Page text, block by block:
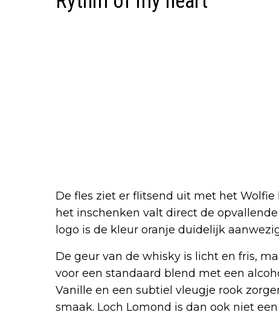
De fles ziet er flitsend uit met het
het inschenken valt direct de opvallende
logo is de kleur oranje duidelijk
De geur van de whisky is licht en fris,
voor een standaard blend met een
Vanille en een subtiel vleugje rook
smaak. Loch Lomond is dan ook niet